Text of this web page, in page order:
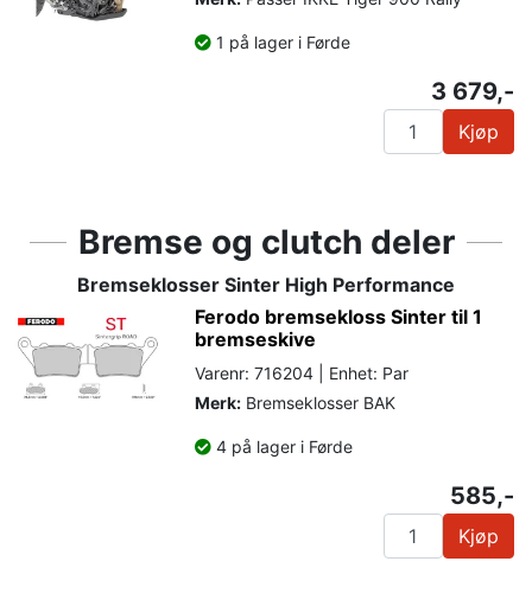
1 på lager i Førde
3 679,-
Kjøp
Bremse og clutch deler
Bremseklosser Sinter High Performance
Ferodo bremsekloss Sinter til 1
bremseskive
Varenr: 716204 | Enhet: Par
Merk: Bremseklosser BAK
4 på lager i Førde
585,-
Kjøp